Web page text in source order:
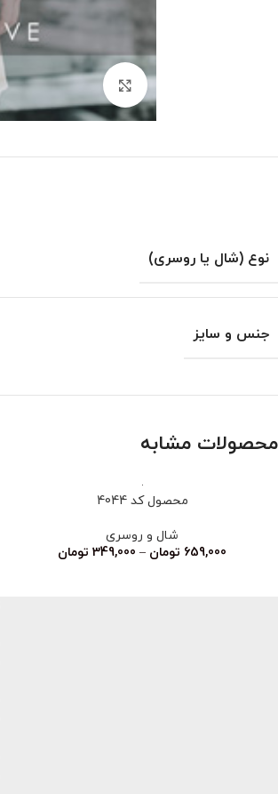
بزرگنمایی تصویر
نوع (شال یا روسری)
جنس و سایز
محصولات مشابه
محصول کد 4044
شال و روسری
659,000 تومان –
349,000 تومان